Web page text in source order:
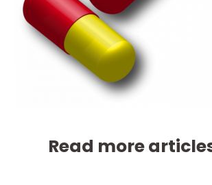
Read more